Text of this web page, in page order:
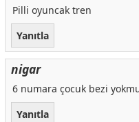
Pilli oyuncak tren
Yanıtla
nigar
6 numara çocuk bezi
Yanıtla